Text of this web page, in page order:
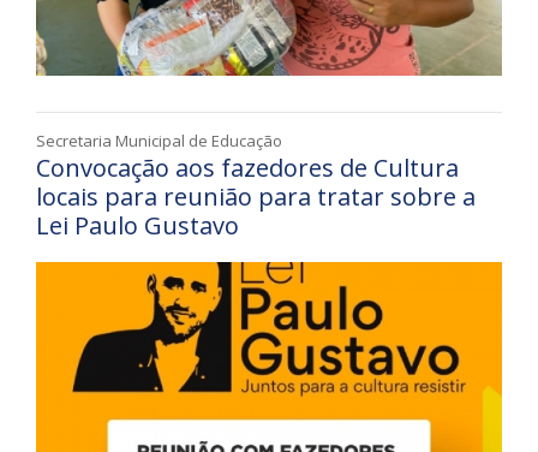
Secretaria Municipal de Educação
Convocação aos fazedores de Cultura
locais para reunião para tratar sobre a
Lei Paulo Gustavo